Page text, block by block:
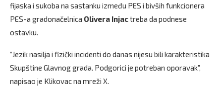
fijaska i sukoba na sastanku između PES i bivših funkcionera
PES-a gradonačelnica Olivera Injactreba da podnese
ostavku.
“Jezik nasilja i fizički incidenti do danas nijesu bili karakteristika
Skupštine Glavnog grada. Podgorici je potreban oporavak”,
napisao je Klikovac na mreži X.